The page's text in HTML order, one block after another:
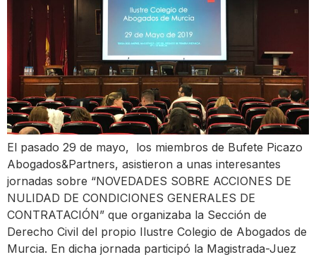
El pasado 29 de mayo, los miembros de Bufete Picazo
Abogados&Partners, asistieron a unas interesantes
jornadas sobre “NOVEDADES SOBRE ACCIONES DE
NULIDAD DE CONDICIONES GENERALES DE
CONTRATACIÓN” que organizaba la Sección de
Derecho Civil del propio Ilustre Colegio de Abogados de
Murcia. En dicha jornada participó la Magistrada-Juez